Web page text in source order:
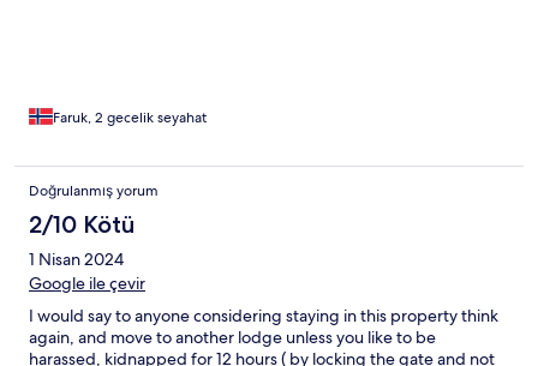
Faruk, 2 gecelik seyahat
Doğrulanmış yorum
2/10 Kötü
1 Nisan 2024
Google ile çevir
I would say to anyone considering staying in this property think
again, and move to another lodge unless you like to be
harassed, kidnapped for 12 hours ( by locking the gate and not